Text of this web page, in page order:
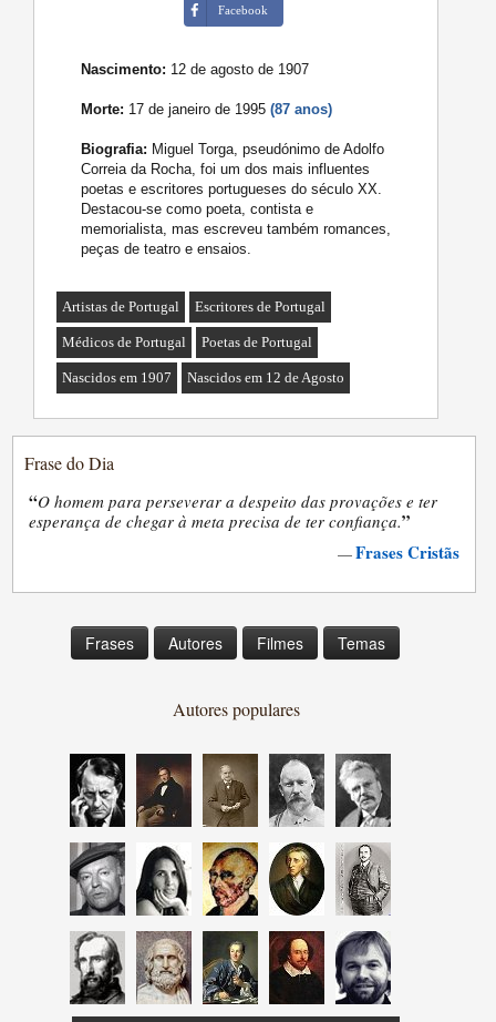
Facebook
Nascimento: 12 de agosto de 1907
Morte: 17 de janeiro de 1995(87 anos)
Biografia: Miguel Torga, pseudónimo de Adolfo
Correia da Rocha, foi um dos mais influentes
poetas e escritores portugueses do século XX.
Destacou-se como poeta, contista e
memorialista, mas escreveu também romances,
peças de teatro e ensaios.
Artistas de Portugal Escritores de Portugal
Médicos de Portugal Poetas de Portugal
Nascidos em 1907 Nascidos em 12 de Agosto
Frase do Dia
“O homem para perseverar a despeito das provações e ter
esperança de chegar à meta precisa de ter confiança.”
—Frases Cristãs
Frases Autores Filmes Temas
Autores populares